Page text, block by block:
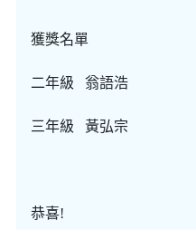
獲獎名單
二年級 翁語浩
三年級 黃弘宗
恭喜!